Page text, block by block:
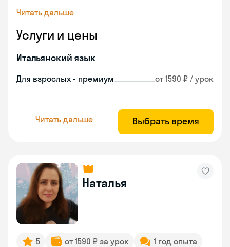
Читать дальше
Услуги и цены
Итальянский язык
Для взрослых - премиум от 1590 ₽ / урок
Читать дальше Выбрать время
Наталья
5 от 1590 ₽ за урок 1 год опыта